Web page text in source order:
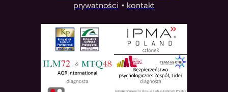
prywatności • kontakt